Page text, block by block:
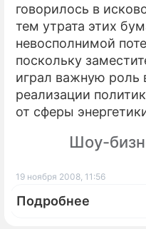
говорилось в
тем утрата этих
невосполнимой
поскольку
играл важную роль
реализации
от сферы
Шоу-
19 ноября 2008, 11:56
Подробнее